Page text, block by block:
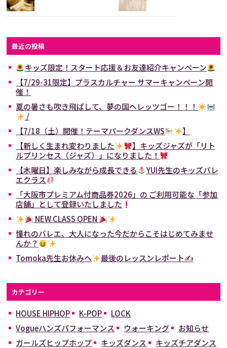
最近の投稿
キッズ限定！スタート応援＆お友達紹介キャンペーン
【7/29-31限定】プラスカルチャー サマーキャンペーン開
催！
夏の暑さも吹き飛ばして、夢の国へレッツゴー！！！
/
【7/18（土）開催！テーマパークダンスWS
】
【新しく生まれ変わりました
】キッズジャズが「リト
ルプリンセス（ジャズ）」になりました！
【木曜日】楽しみながら成長できる
YUI先生のキッズバレ
エクラス
「大阪市プレミアム付商品券2026」の ご利用可能な「参加
店舗」として登録いたしました
NEW CLASS OPEN
憧れのバレエ、大人になった今だからこそはじめてみませ
んか？
Tomoka先生お休みへ
最後のレッスンレポート✍
カテゴリー
HOUSE HIPHOP K-POP
LOCK
Vogueハンズパフォーマンス
ウォーキング
お知らせ
ガールズヒップホップ
キッズダンス
キッズチアダンス